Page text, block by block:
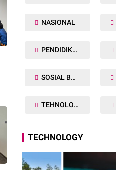
NASIONAL
PENDIDIKAN
SOSIAL BUDAYA
TEHNOLOGY
TECHNOLOGY